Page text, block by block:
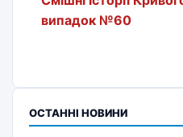
випадок №60
ОСТАННІ НОВИНИ